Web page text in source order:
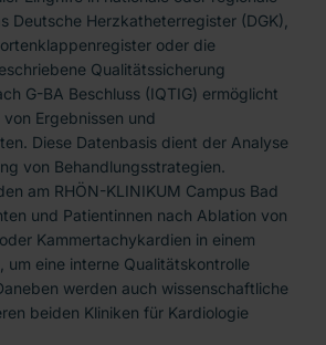
Deutsche Herzkatheterregister (DGK),
oder die
Qualitätssicherung
G-BA Beschluss (IQTIG) ermöglicht
Ergebnissen und
Diese Datenbasis dient der Analyse
von Behandlungsstrategien.
am RHÖN-KLINIKUM Campus Bad
und Patientinnen nach Ablation von
Kammertachykardien in einem
um eine interne Qualitätskontrolle
werden auch wissenschaftliche
beiden Kliniken für Kardiologie